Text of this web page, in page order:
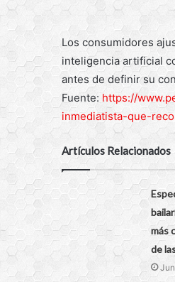
Los consumidores
inteligencia artificial
antes de definir su
Fuente: https://
inmediatista-que-
Artículos Relacionados
más
de